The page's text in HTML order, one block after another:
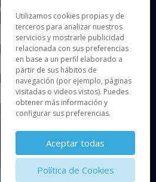
y se aplican la
de Privacidad
Enviar
Utilizamos cookies propias y de
terceros para analizar nuestros
servicios y mostrarle publicidad
relacionada con sus preferencias
en base a un perfil elaborado a
partir de sus hábitos de
navegación (por ejemplo, páginas
visitadas o videos vistos). Puedes
obtener más información y
configurar sus preferencias.
Aceptar todas
Política de Cookies